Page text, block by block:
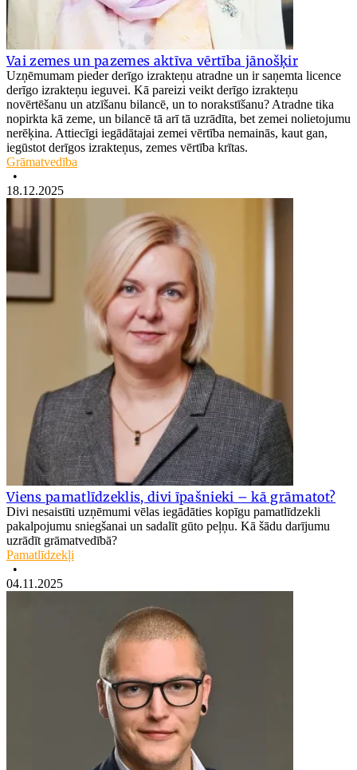
Vai zemes un pazemes aktīva vērtība jānošķir
Uzņēmumam pieder derīgo izrakteņu atradne un ir saņemta licence
derīgo izrakteņu ieguvei. Kā pareizi veikt derīgo izrakteņu
novērtēšanu un atzīšanu bilancē, un to norakstīšanu? Atradne tika
nopirkta kā zeme, un bilancē tā arī tā uzrādīta, bet zemei nolietojumu
nerēķina. Attiecīgi iegādātajai zemei vērtība nemainās, kaut gan,
iegūstot derīgos izrakteņus, zemes vērtība krītas.
Grāmatvedība
•
18.12.2025
Viens pamatlīdzeklis, divi īpašnieki – kā grāmatot?
Divi nesaistīti uzņēmumi vēlas iegādāties kopīgu pamatlīdzekli
pakalpojumu sniegšanai un sadalīt gūto peļņu. Kā šādu darījumu
uzrādīt grāmatvedībā?
Pamatlīdzekļi
•
04.11.2025